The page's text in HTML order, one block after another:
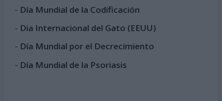
- Día Mundial de la Codificación
- Dia Internacional del Gato (EEUU)
- Día Mundial por el Decrecimiento
- Día Mundial de la Psoriasis